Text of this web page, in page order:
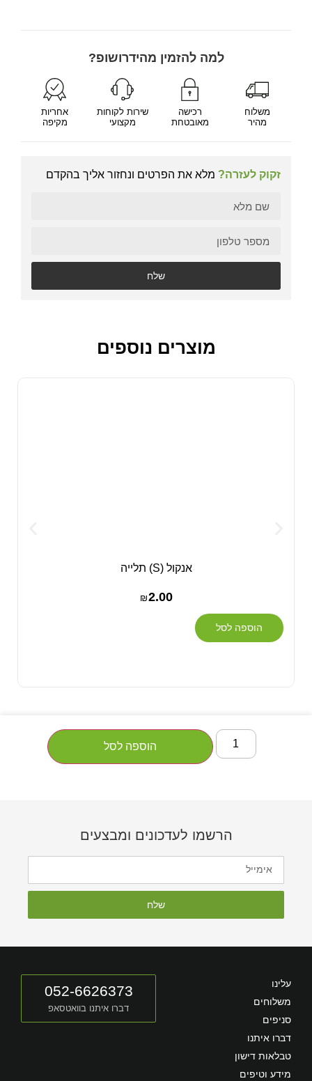
למה להזמין מהידרושופ?
משלוח
מהיר
רכישה
מאובטחת
שירות לקוחות
מקצועי
אחריות
מקיפה
זקוק לעזרה? מלא את הפרטים ונחזור אליך בהקדם
שלח
מוצרים נוספים
אנקול (S) תלייה
₪2.00
הוספה לסל
הוספה לסל
הרשמו לעדכונים ומבצעים
שלח
עלינו
משלוחים
סניפים
דברו איתנו
טבלאות דישון
מידע וטיפים
052-6626373
דברו איתנו בוואטסאפ